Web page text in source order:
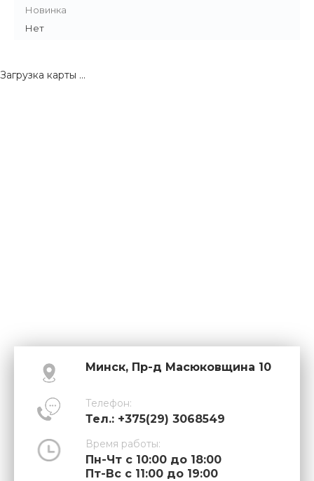
Новинка
Нет
Загрузка карты ...
Минск, Пр-д Масюковщина 10
Телефон:
Тел.: +375(29) 3068549
Время работы:
Пн-Чт с 10:00 до 18:00
Пт-Вс с 11:00 до 19:00